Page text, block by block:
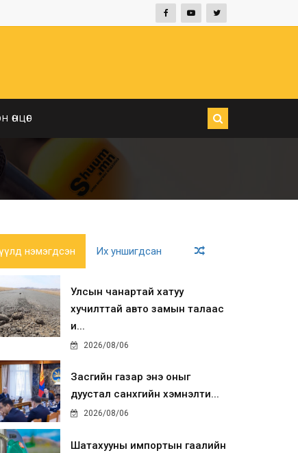
ӨНЦӨГ
нэмэгдсэн Их уншигдсан
Улсын чанартай хатуу
хучилттай авто замын талаас
и...
2026/08/06
Засгийн газар энэ оныг
дуустал санхүүгийн хэмнэлти...
2026/08/06
Шатахууны импортын гаалийн